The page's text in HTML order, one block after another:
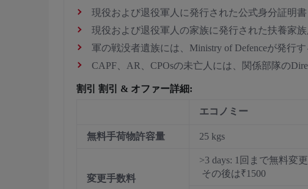
現役および退役軍人に発行された公式身分証明書
現役および退役軍人の家族に発行された扶養家
軍の戦没者遺族には、Ministry of Defenceが発行
CAPF、AR、CPOsの未亡人には、関係部隊の
割引 割引 & オファー詳細:
エコノミー
無料手荷物許容量 25 kgs
変更手数料
>3 days: 1回まで無料変更
その後は₹1500